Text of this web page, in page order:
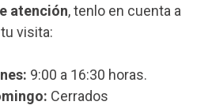
atención, tenlo en cuenta a
visita:
9:00 a 16:30 horas.
Cerrados